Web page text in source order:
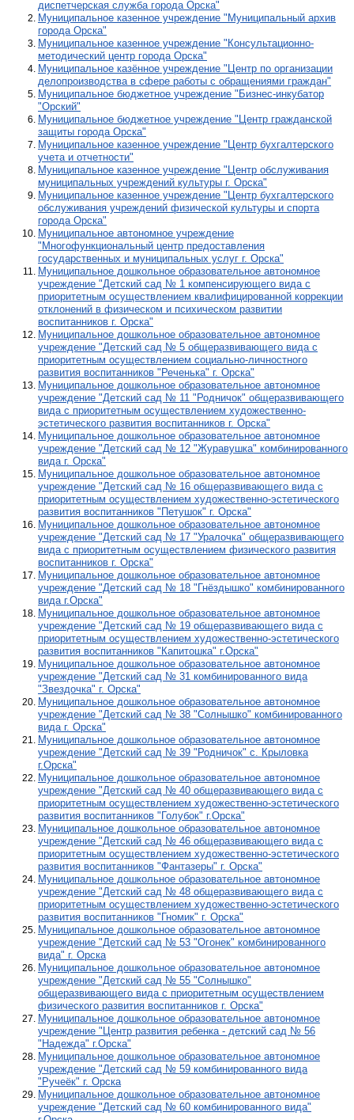
диспетчерская служба города Орска"
Муниципальное казенное учреждение "Муниципальный архив
города Орска"
Муниципальное казенное учреждение "Консультационно-
методический центр города Орска"
Муниципальное казённое учреждение "Центр по организации
делопроизводства в сфере работы с обращениями граждан"
Муниципальное бюджетное учреждение "Бизнес-инкубатор
"Орский"
Муниципальное бюджетное учреждение "Центр гражданской
защиты города Орска"
Муниципальное казенное учреждение "Центр бухгалтерского
учета и отчетности"
Муниципальное казенное учреждение "Центр обслуживания
муниципальных учреждений культуры г. Орска"
Муниципальное казенное учреждение "Центр бухгалтерского
обслуживания учреждений физической культуры и спорта
города Орска"
Муниципальное автономное учреждение
"Многофункциональный центр предоставления
государственных и муниципальных услуг г. Орска"
Муниципальное дошкольное образовательное автономное
учреждение "Детский сад № 1 компенсирующего вида с
приоритетным осуществлением квалифицированной коррекции
отклонений в физическом и психическом развитии
воспитанников г. Орска"
Муниципальное дошкольное образовательное автономное
учреждение "Детский сад № 5 общеразвивающего вида с
приоритетным осуществлением социально-личностного
развития воспитанников "Реченька" г. Орска"
Муниципальное дошкольное образовательное автономное
учреждение "Детский сад № 11 "Родничок" общеразвивающего
вида с приоритетным осуществлением художественно-
эстетического развития воспитанников г. Орска"
Муниципальное дошкольное образовательное автономное
учреждение "Детский сад № 12 "Журавушка" комбинированного
вида г. Орска"
Муниципальное дошкольное образовательное автономное
учреждение "Детский сад № 16 общеразвивающего вида с
приоритетным осуществлением художественно-эстетического
развития воспитанников "Петушок" г. Орска"
Муниципальное дошкольное образовательное автономное
учреждение "Детский сад № 17 "Уралочка" общеразвивающего
вида с приоритетным осуществлением физического развития
воспитанников г. Орска"
Муниципальное дошкольное образовательное автономное
учреждение "Детский сад № 18 "Гнёздышко" комбинированного
вида г.Орска"
Муниципальное дошкольное образовательное автономное
учреждение "Детский сад № 19 общеразвивающего вида с
приоритетным осуществлением художественно-эстетического
развития воспитанников "Капитошка" г.Орска"
Муниципальное дошкольное образовательное автономное
учреждение "Детский сад № 31 комбинированного вида
"Звездочка" г. Орска"
Муниципальное дошкольное образовательное автономное
учреждение "Детский сад № 38 "Солнышко" комбинированного
вида г. Орска"
Муниципальное дошкольное образовательное автономное
учреждение "Детский сад № 39 "Родничок" с. Крыловка
г.Орска"
Муниципальное дошкольное образовательное автономное
учреждение "Детский сад № 40 общеразвивающего вида с
приоритетным осуществлением художественно-эстетического
развития воспитанников "Голубок" г.Орска"
Муниципальное дошкольное образовательное автономное
учреждение "Детский сад № 46 общеразвивающего вида с
приоритетным осуществлением художественно-эстетического
развития воспитанников "Фантазеры" г. Орска"
Муниципальное дошкольное образовательное автономное
учреждение "Детский сад № 48 общеразвивающего вида с
приоритетным осуществлением художественно-эстетического
развития воспитанников "Гномик" г. Орска"
Муниципальное дошкольное образовательное автономное
учреждение "Детский сад № 53 "Огонек" комбинированного
вида" г. Орска
Муниципальное дошкольное образовательное автономное
учреждение "Детский сад № 55 "Солнышко"
общеразвивающего вида с приоритетным осуществлением
физического развития воспитанников г. Орска"
Муниципальное дошкольное образовательное автономное
учреждение "Центр развития ребенка - детский сад № 56
"Надежда" г.Орска"
Муниципальное дошкольное образовательное автономное
учреждение "Детский сад № 59 комбинированного вида
"Ручеёк" г. Орска
Муниципальное дошкольное образовательное автономное
учреждение "Детский сад № 60 комбинированного вида"